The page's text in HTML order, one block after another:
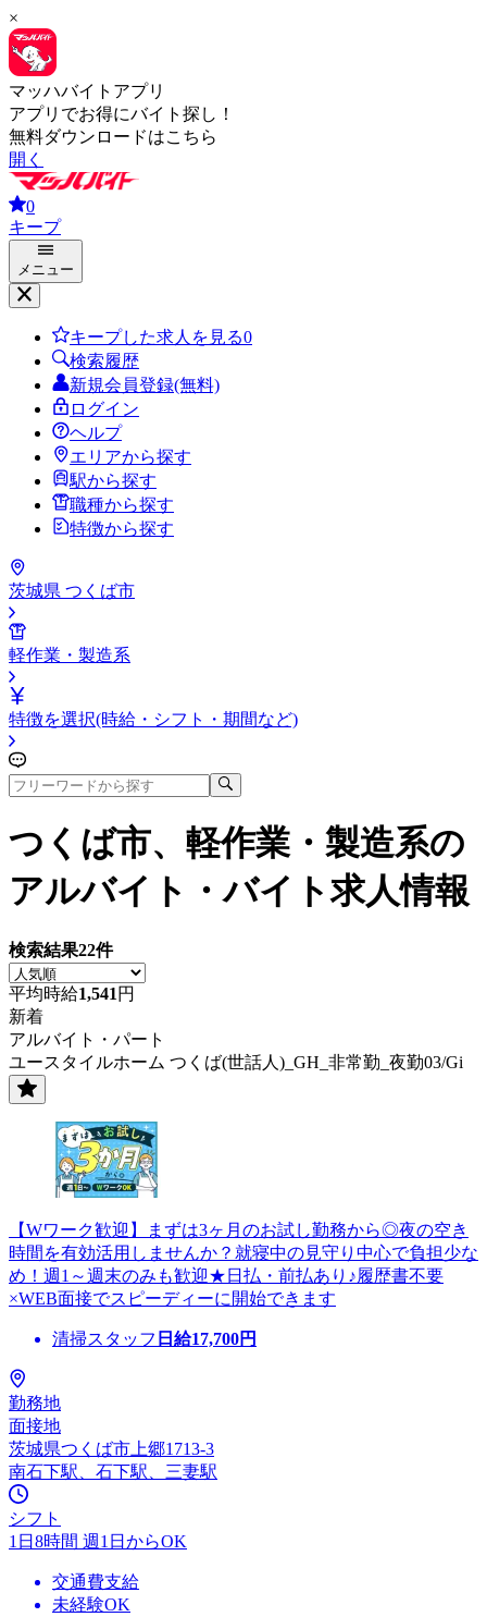
×
マッハバイトアプリ
アプリでお得にバイト探し！
無料ダウンロードはこちら
開く
0
キープ
メニュー
キープした求人を見る0
検索履歴
新規会員登録(無料)
ログイン
ヘルプ
エリアから探す
駅から探す
職種から探す
特徴から探す
茨城県 つくば市
軽作業・製造系
特徴を選択(時給・シフト・期間など)
つくば市、軽作業・製造系の
アルバイト・バイト求人情報
検索結果22件
平均時給1,541 円
新着
アルバイト・パート
ユースタイルホーム つくば(世話人)_GH_非常勤_夜勤03/Gi
【Wワーク歓迎】まずは3ヶ月のお試し勤務から◎夜の空き
時間を有効活用しませんか？就寝中の見守り中心で負担少な
め！週1～週末のみも歓迎★日払・前払あり♪履歴書不要
×WEB面接でスピーディーに開始できます
清掃スタッフ 日給17,700円
勤務地
面接地
茨城県つくば市上郷1713-3
南石下駅、石下駅、三妻駅
シフト
1日8時間 週1日からOK
交通費支給
未経験OK